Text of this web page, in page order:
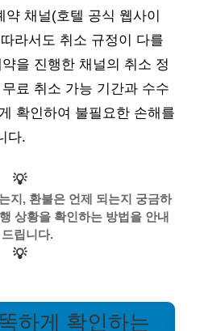
채널(호텔 공식 웹사이
라서도 취소 규정이 다를
을 진행한 채널의 취소 정
료 취소 가능 기간과 수수
확인하여 불필요한 손해를
다.
💡
지, 환불은 언제 되는지 궁금하
상황을 확인하는 방법을 안내
립니다.
💡
하게 확인하는